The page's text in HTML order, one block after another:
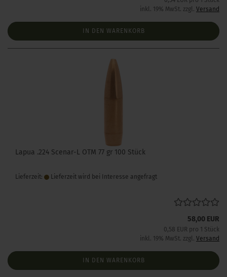
inkl. 19% MwSt. zzgl. Versand
IN DEN WARENKORB
Lapua .224 Scenar-L OTM 77 gr 100 Stück
Lieferzeit: Lieferzeit wird bei Interesse angefragt
58,00 EUR
0,58 EUR pro 1 Stück
inkl. 19% MwSt. zzgl. Versand
IN DEN WARENKORB